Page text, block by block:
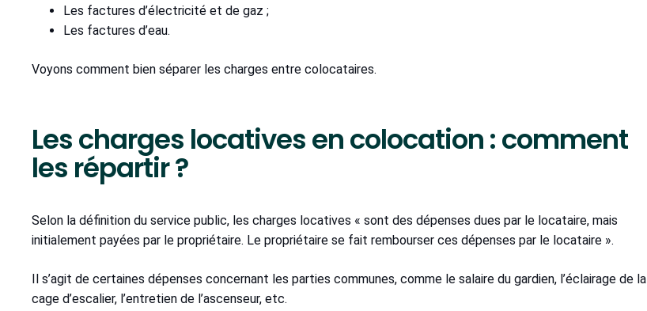
Les factures d’électricité et de gaz ;
Les factures d’eau.
Voyons comment bien séparer les charges entre colocataires.
Les charges locatives en colocation : comment
les répartir ?
Selon la définition du service public, les charges locatives « sont des dépenses dues par le locataire, mais
initialement payées par le propriétaire. Le propriétaire se fait rembourser ces dépenses par le locataire ».
Il s’agit de certaines dépenses concernant les parties communes, comme le salaire du gardien, l’éclairage de la
cage d’escalier, l’entretien de l’ascenseur, etc.